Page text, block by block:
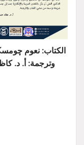
الكتاب: نعوم
وترجمة: أ. د.